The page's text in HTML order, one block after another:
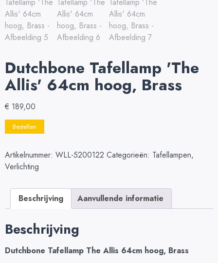
Dutchbone Tafellamp 'The
Allis' 64cm hoog, Brass
€ 189,00
Bestellen
Artikelnummer: WLL-5200122 Categorieën: Tafellampen,
Verlichting
Beschrijving Aanvullende informatie
Beschrijving
Dutchbone Tafellamp The Allis 64cm hoog, Brass